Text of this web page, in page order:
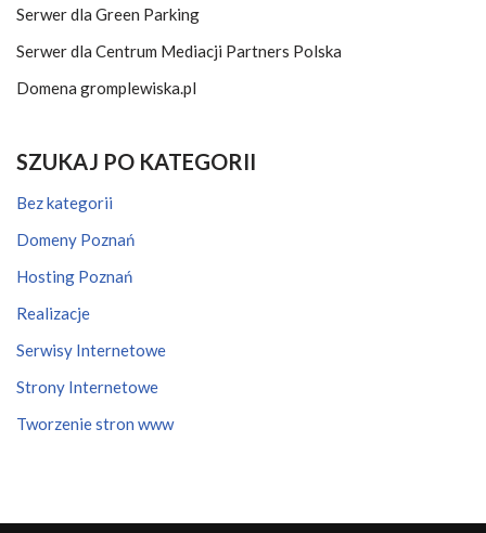
Serwer dla Green Parking
Serwer dla Centrum Mediacji Partners Polska
Domena gromplewiska.pl
SZUKAJ PO KATEGORII
Bez kategorii
Domeny Poznań
Hosting Poznań
Realizacje
Serwisy Internetowe
Strony Internetowe
Tworzenie stron www